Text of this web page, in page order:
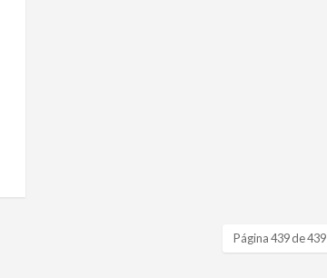
Página 439 de 439